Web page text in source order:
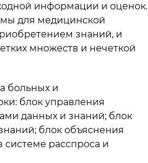
информации и оценок.
для медицинской
знаний, и
множеств и нечеткой
больных и
блок управления
данных и знаний; блок
блок объяснения
расспроса и